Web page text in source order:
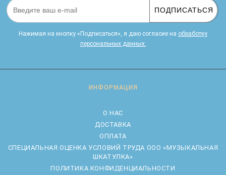
ПОДПИСАТЬСЯ
Нажимая на кнопку «Подписаться», я даю cогласие на обработку
персональных данных.
ИНФОРМАЦИЯ
О НАС
ДОСТАВКА
ОПЛАТА
CПЕЦИАЛЬНАЯ ОЦЕНКА УСЛОВИЙ ТРУДА ООО «МУЗЫКАЛЬНАЯ
ШКАТУЛКА»
ПОЛИТИКА КОНФИДЕНЦИАЛЬНОСТИ